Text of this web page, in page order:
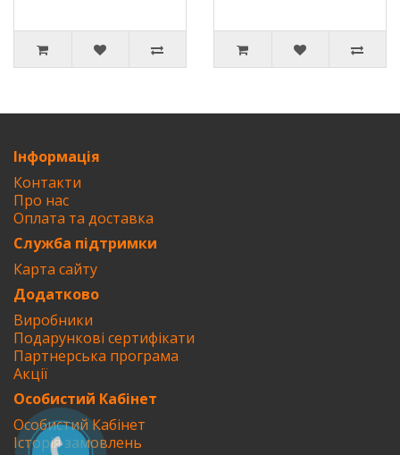
Інформація
Контакти
Про нас
Оплата та доставка
Служба підтримки
Карта сайту
Додатково
Виробники
Подарункові сертифікати
Партнерська програма
Акції
Особистий Кабінет
Особистий Кабінет
Історія замовлень